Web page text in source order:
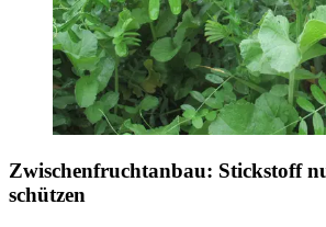
Zwischenfruchtanbau: Stickstoff
schützen